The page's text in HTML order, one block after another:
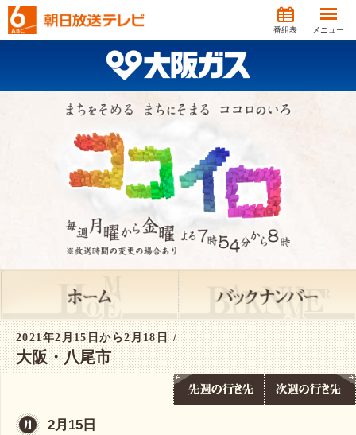
番組表 メニュー
2021年2月15日から2月18日 /
大阪・八尾市
2月15日